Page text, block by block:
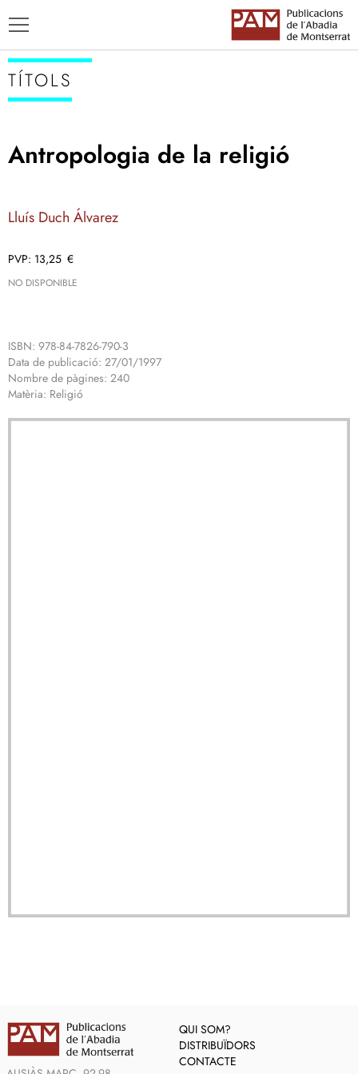
ENSENYAMENT CATALÀ
TÍTOLS
Antropologia de la religió
Lluís Duch Álvarez
13,25 €
NO DISPONIBLE
ISBN: 978-84-7826-790-3
Data de publicació: 27/01/1997
Nombre de pàgines: 240
Matèria: Religió
QUI SOM?
DISTRIBUÏDORS
CONTACTE